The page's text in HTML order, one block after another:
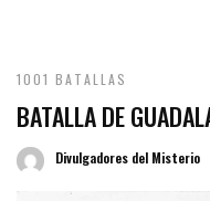
1001 BATALLAS
BATALLA DE
Divulgadores del Misterio